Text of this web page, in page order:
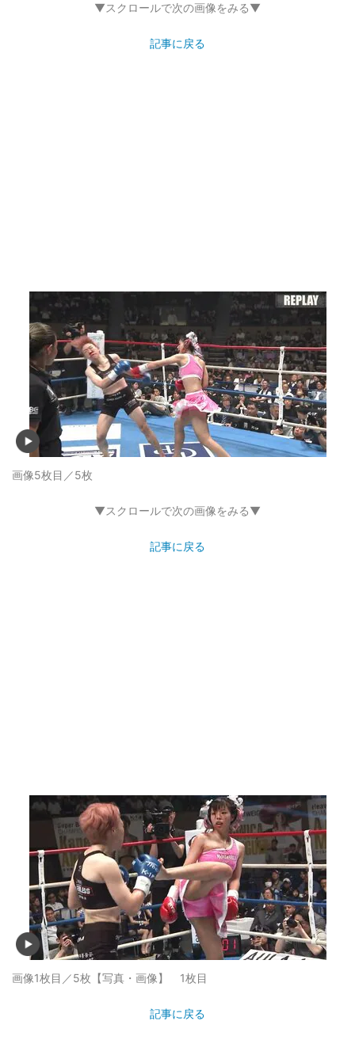
▼スクロールで次の画像をみる▼
記事に戻る
画像5枚目／5枚
▼スクロールで次の画像をみる▼
記事に戻る
画像1枚目／5枚 【写真・画像】 1枚目
記事に戻る